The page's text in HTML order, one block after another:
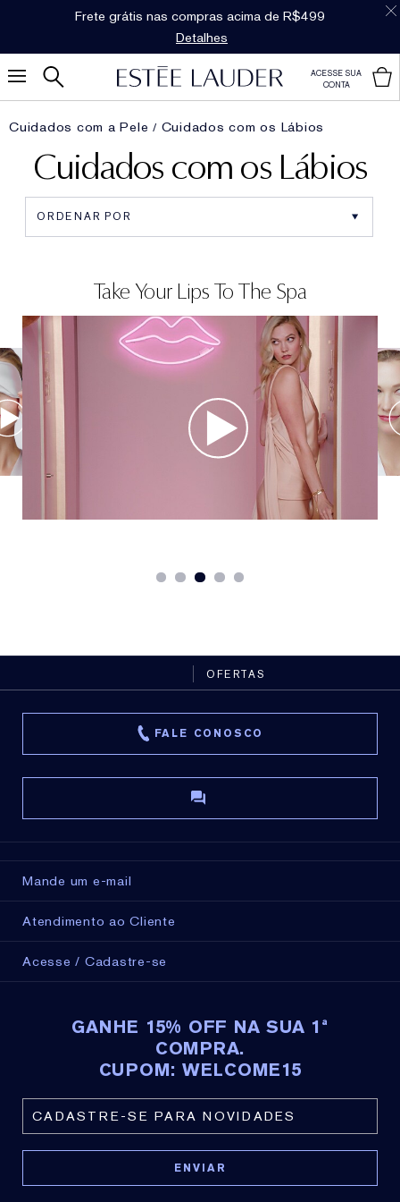
Frete grátis nas compras acima de R$499
Detalhes
ACESSE SUA
CONTA
Cuidados com a Pele Cuidados com os Lábios
Cuidados com os Lábios
Take Your Lips To The Spa
OFERTAS
FALE CONOSCO
Mande um e-mail
Atendimento ao Cliente
Acesse / Cadastre-se
GANHE 15% OFF NA SUA 1ª
COMPRA.
CUPOM: WELCOME15